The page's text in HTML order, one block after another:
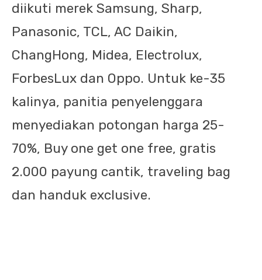
diikuti merek Samsung, Sharp,
Panasonic, TCL, AC Daikin,
ChangHong, Midea, Electrolux,
ForbesLux dan Oppo. Untuk ke-35
kalinya, panitia penyelenggara
menyediakan potongan harga 25-
70%, Buy one get one free, gratis
2.000 payung cantik, traveling bag
dan handuk exclusive.